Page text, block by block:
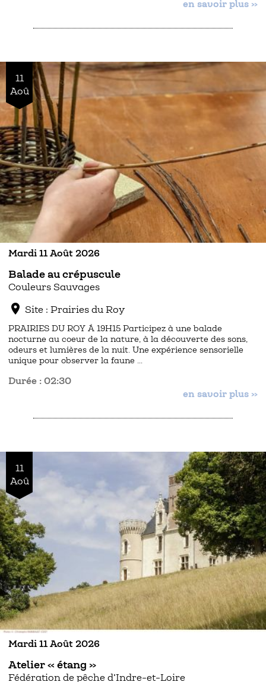
en savoir plus »
11
Aoû
Mardi 11 Août 2026
Balade au crépuscule
Couleurs Sauvages
location_on Site : Prairies du Roy
PRAIRIES DU ROY À 19H15 Participez à une balade
nocturne au coeur de la nature, à la découverte des sons,
odeurs et lumières de la nuit. Une expérience sensorielle
unique pour observer la faune …
Durée : 02:30
en savoir plus »
11
Aoû
Mardi 11 Août 2026
Atelier « étang »
Fédération de pêche d’Indre-et-Loire